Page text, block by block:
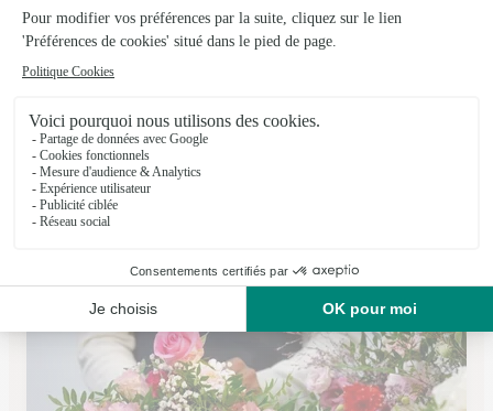
Pensee du Jour
Morsang Sur Orge
★★★★★4.9 (142)
41 boulevard de la Gribelette